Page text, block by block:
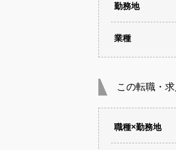
勤務地
業種
この転職・
職種×勤務地